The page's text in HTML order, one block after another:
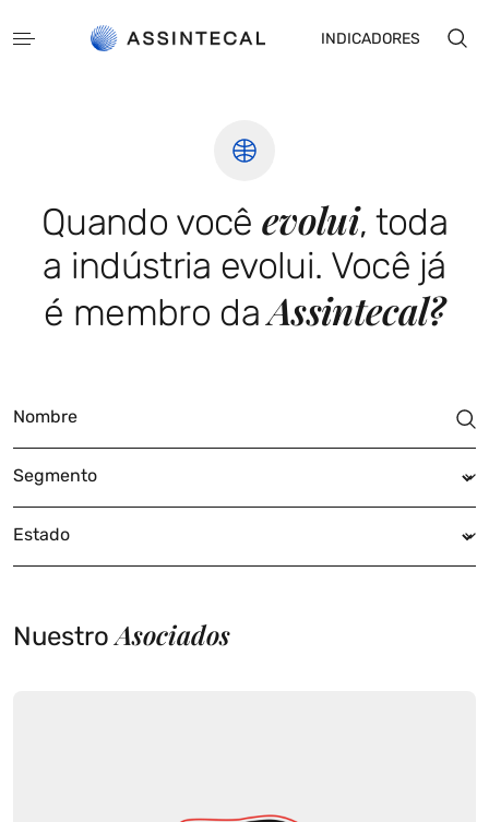
PT EN
INDICADORES
Quando você evolui, toda
a indústria evolui. Você já
é membro daAssintecal?
Nombre
Segmento
Estado
NuestroAsociados